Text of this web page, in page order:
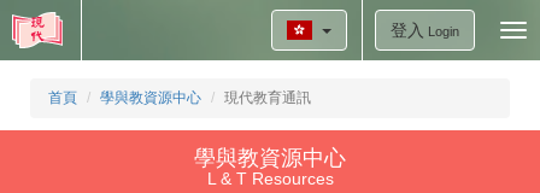
登入 Login
首頁 學與教資源中心 現代教育通訊
學與教資源中心
L & T Resources